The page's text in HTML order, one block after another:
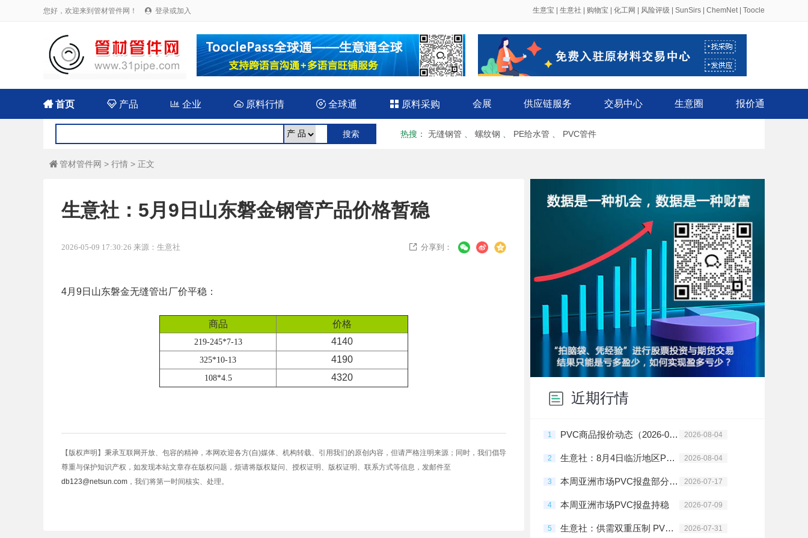
您好，欢迎来到管材管件网！  登录或加入 生意宝 生意社 购物宝 化工网 风险评级 SunSirs ChemNet| Toocle
首页 产品  企业 原料行情  全球通  原料采购 会展 供应链服务 交易中心 生意圈 报价通
热搜 ： 无缝钢管 螺纹钢 PE给水管 PVC管件
 管材管件网 > 行情 > 正文
生意社：5月9日山东磐金钢管产品价格暂稳
2026-05-09 17:30:26 来源：生意社  分享到：
4月9日山东磐金无缝管出厂价平稳：
商品 价格
219-245*7-13 4140
325*10-13 4190
108*4.5 4320
【版权声明】秉承互联网开放、包容的精神，本网欢迎各方(自)媒体、机构转载、引用我们的原创内容，但请严格注明来源；同时，我们倡导
尊重与保护知识产权，如发现本站文章存在版权问题，烦请将版权疑问、授权证明、版权证明、联系方式等信息，发邮件至
db123@netsun.com ，我们将第一时间核实、处理。
近期行情
1 PVC商品报价动态（2026-08-04） 2026-08-04
2 生意社：8月4日临沂地区PVC行情区间调整 2026-08-04
3 本周亚洲市场PVC报盘部分地区上调 2026-07-17
4 本周亚洲市场PVC报盘持稳 2026-07-09
5 生意社：供需双重压制 PVC行情震荡走跌 2026-07-31